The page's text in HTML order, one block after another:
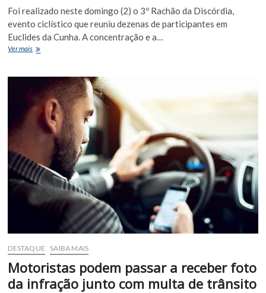
Foi realizado neste domingo (2) o 3º Rachão da Discórdia,
evento ciclístico que reuniu dezenas de participantes em
Euclides da Cunha. A concentração e a…
Ver mais3º
Discórdia
reúne
ciclistas
em
mais
uma
sucesso
em
Euclides
Cunha
DESTAQUE SAIBA MAIS
Motoristas podem passar a receber foto
da infração junto com multa de trânsito